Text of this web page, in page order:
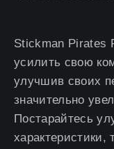
Stickman Pirates
усилить свою
улучшив своих
значительно
Постарайтесь
характеристики,